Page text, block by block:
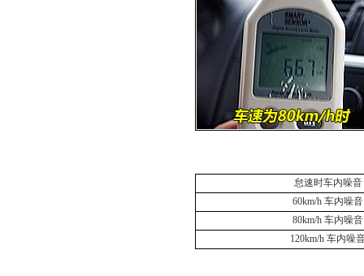
怠速时车内噪音
60km/h 车内噪音
80km/h 车内噪音
120km/h 车内噪